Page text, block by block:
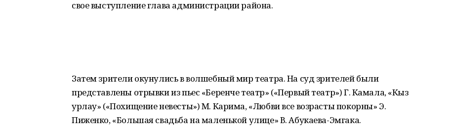
свое выступление глава администрации района.
Затем зрители окунулись в волшебный мир театра. На суд зрителей были
представлены отрывки из пьес «Беренче театр» («Первый театр») Г. Камала, «Кыз
урлау» («Похищение невесты») М. Карима, «Любви все возрасты покорны» Э.
Пиженко, «Большая свадьба на маленькой улице» В. Абукаева-Эмгака.